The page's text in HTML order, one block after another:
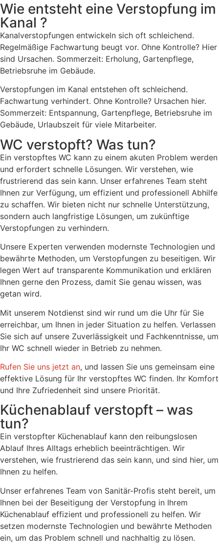
Wie entsteht eine Verstopfung im
Kanal ?
Kanalverstopfungen entwickeln sich oft schleichend.
Regelmäßige Fachwartung beugt vor. Ohne Kontrolle? Hier
sind Ursachen. Sommerzeit: Erholung, Gartenpflege,
Betriebsruhe im Gebäude.
Verstopfungen im Kanal entstehen oft schleichend.
Fachwartung verhindert. Ohne Kontrolle? Ursachen hier.
Sommerzeit: Entspannung, Gartenpflege, Betriebsruhe im
Gebäude, Urlaubszeit für viele Mitarbeiter.
WC verstopft? Was tun?
Ein verstopftes WC kann zu einem akuten Problem werden
und erfordert schnelle Lösungen. Wir verstehen, wie
frustrierend das sein kann. Unser erfahrenes Team steht
Ihnen zur Verfügung, um effizient und professionell Abhilfe
zu schaffen. Wir bieten nicht nur schnelle Unterstützung,
sondern auch langfristige Lösungen, um zukünftige
Verstopfungen zu verhindern.
Unsere Experten verwenden modernste Technologien und
bewährte Methoden, um Verstopfungen zu beseitigen. Wir
legen Wert auf transparente Kommunikation und erklären
Ihnen gerne den Prozess, damit Sie genau wissen, was
getan wird.
Mit unserem Notdienst sind wir rund um die Uhr für Sie
erreichbar, um Ihnen in jeder Situation zu helfen. Verlassen
Sie sich auf unsere Zuverlässigkeit und Fachkenntnisse, um
Ihr WC schnell wieder in Betrieb zu nehmen.
Rufen Sie uns jetzt an, und lassen Sie uns gemeinsam eine
effektive Lösung für Ihr verstopftes WC finden. Ihr Komfort
und Ihre Zufriedenheit sind unsere Priorität.
Küchenablauf verstopft – was
tun?
Ein verstopfter Küchenablauf kann den reibungslosen
Ablauf Ihres Alltags erheblich beeinträchtigen. Wir
verstehen, wie frustrierend das sein kann, und sind hier, um
Ihnen zu helfen.
Unser erfahrenes Team von Sanitär-Profis steht bereit, um
Ihnen bei der Beseitigung der Verstopfung in Ihrem
Küchenablauf effizient und professionell zu helfen. Wir
setzen modernste Technologien und bewährte Methoden
ein, um das Problem schnell und nachhaltig zu lösen.